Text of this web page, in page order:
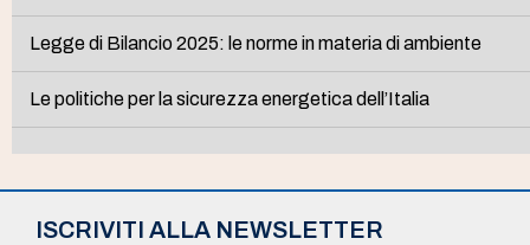
Legge di Bilancio 2025: le norme in materia di ambiente
Le politiche per la sicurezza energetica dell’Italia
ISCRIVITI ALLA NEWSLETTER